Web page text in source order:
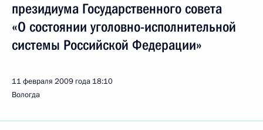
президиума Государственного совета
«О состоянии уголовно-исполнительной
системы Российской Федерации»
11 февраля 2009 года 18:10
Вологда